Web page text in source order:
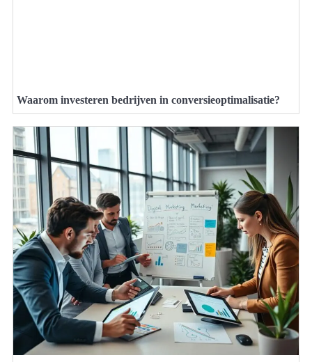
Waarom investeren bedrijven in conversieoptimalisatie?